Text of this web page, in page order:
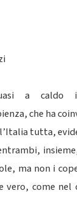
a
che ha
tutta,
ma non i
vero, come nel